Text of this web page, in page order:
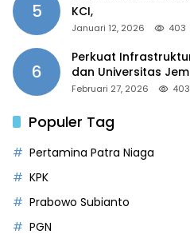
5
KCI,
Januari 12, 2026 403
6
Perkuat
dan Universitas
Smart Campus
Februari 27, 2026 403
Populer Tag
Pertamina Patra Niaga
KPK
Prabowo Subianto
PGN